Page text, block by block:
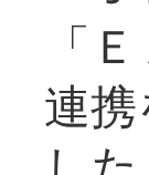
「
連